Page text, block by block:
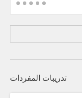
تدريبات المفردات